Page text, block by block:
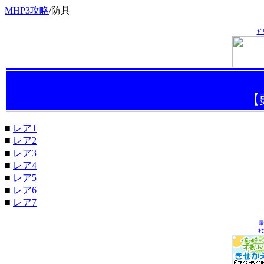
MHP3攻略/防具
ｷ
■ レア1
■ レア2
■ レア3
■ レア4
■ レア5
■ レア6
■ レア7
ｷ